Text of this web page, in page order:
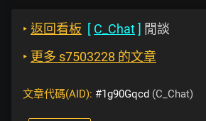
‣ 返回看板 [ C_Chat] 閒談
‣ 更多 s7503228 的文章
文章代碼(AID): #1g90Gqcd (C_Chat)